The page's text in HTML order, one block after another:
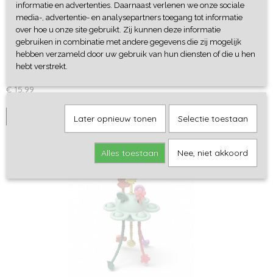
Magic Lamp - Petit Boum
Nieuw van Petit Boum! Gebruik deze magic lamp om je…
€ 15,99
IN WINKELWAGEN
informatie en advertenties. Daarnaast verlenen we onze sociale
media-, advertentie- en analysepartners toegang tot informatie
over hoe u onze site gebruikt. Zij kunnen deze informatie
gebruiken in combinatie met andere gegevens die zij mogelijk
hebben verzameld door uw gebruik van hun diensten of die u hen
hebt verstrekt.
Later opnieuw tonen Selectie toestaan
Alles toestaan Nee, niet akkoord